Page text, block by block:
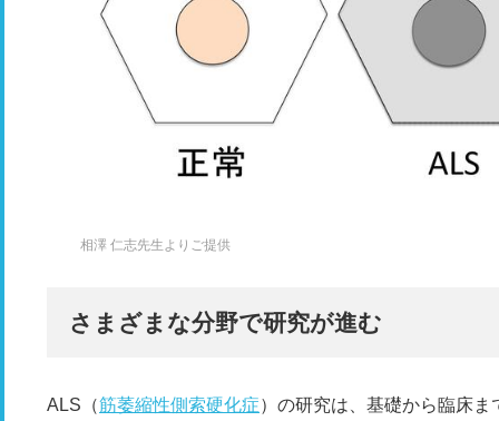
相澤 仁志先生よりご提供
さまざまな分野で研究が進む
ALS（筋萎縮性側索硬化症）の研究は、基礎から臨床